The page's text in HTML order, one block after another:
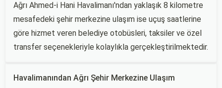
Ağrı Ahmed-i Hani Havalimanı'ndan yaklaşık 8 kilometre
mesafedeki şehir merkezine ulaşım ise uçuş saatlerine
göre hizmet veren belediye otobüsleri, taksiler ve özel
transfer seçenekleriyle kolaylıkla gerçekleştirilmektedir.
Havalimanından Ağrı Şehir Merkezine Ulaşım